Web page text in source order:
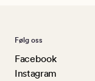
Følg oss
Facebook
Instagram